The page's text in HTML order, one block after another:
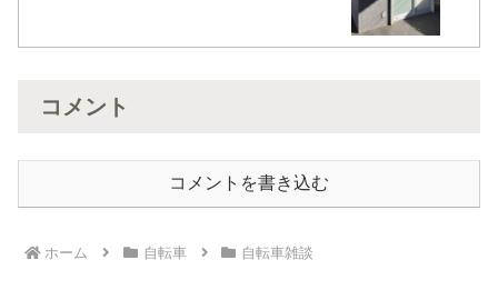
コメント
コメントを書き込む
ホーム 自転車 自転車雑談